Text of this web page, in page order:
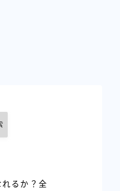
るか？全